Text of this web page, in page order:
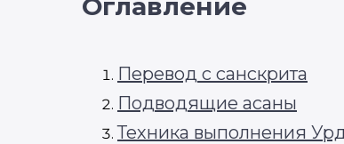
Перевод с санскрита
Подводящие асаны
Техника выполнения